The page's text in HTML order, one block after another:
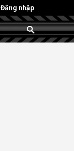
Đăng nhập